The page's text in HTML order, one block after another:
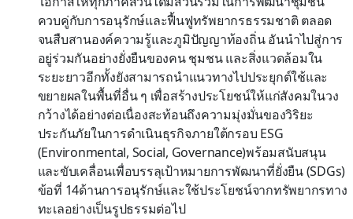
ควบคู่กับการอนุรักษ์และฟื้นฟูทรัพยากรธรรมชาติ ตลอด
จนสืบสานองค์ความรู้และภูมิปัญญาท้องถิ่น อันนำไปสู่การ
อยู่ร่วมกันอย่างยั่งยืนของคน ชุมชน และสิ่งแวดล้อมใน
ระยะยาวอีกทั้งยังสามารถนำแนวทางไปประยุกต์ใช้และ
ขยายผลในพื้นที่อื่น ๆ เพื่อสร้างประโยชน์ให้แก่สังคมในวง
กว้างได้อย่างต่อเนื่องสะท้อนถึงความมุ่งมั่นของวิริยะ
ประกันภัยในการดำเนินธุรกิจภายใต้กรอบ ESG
(Environmental, Social, Governance)พร้อมสนับสนุน
และขับเคลื่อนเพื่อบรรลุเป้าหมายการพัฒนาที่ยั่งยืน (SDGs)
ข้อที่ 14ด้านการอนุรักษ์และใช้ประโยชน์จากทรัพยากรทาง
ทะเลอย่างเป็นรูปธรรมต่อไป